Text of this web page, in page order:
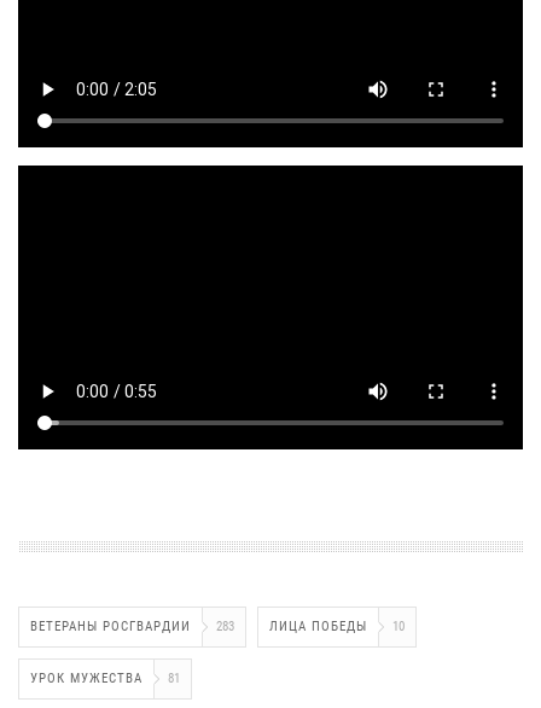
ВЕТЕРАНЫ РОСГВАРДИИ 283 ЛИЦА ПОБЕДЫ 10
УРОК МУЖЕСТВА 81